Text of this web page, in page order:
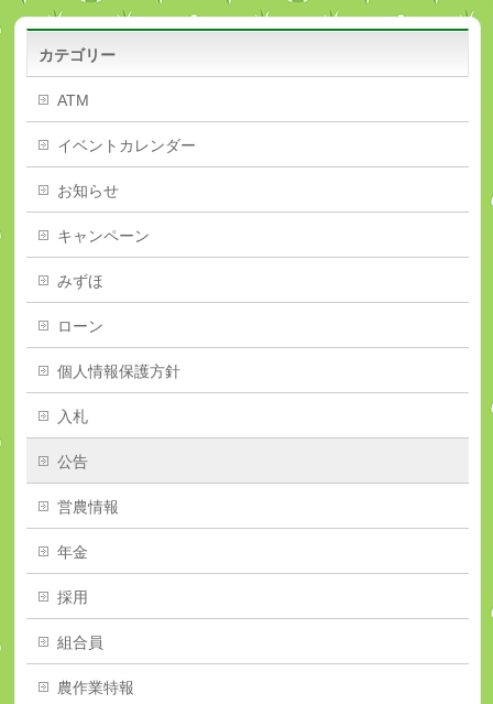
カテゴリー
ATM
イベントカレンダー
お知らせ
キャンペーン
みずほ
ローン
個人情報保護方針
入札
公告
営農情報
年金
採用
組合員
農作業特報